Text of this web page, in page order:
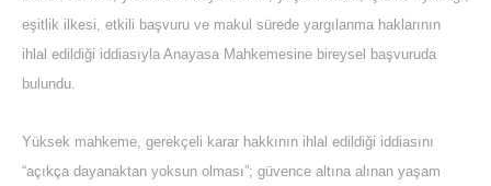
eşitlik ilkesi, etkili başvuru ve makul sürede yargılanma haklarının
ihlal edildiği iddiasıyla Anayasa Mahkemesine bireysel başvuruda
bulundu.
Yüksek mahkeme, gerekçeli karar hakkının ihlal edildiği iddiasını
“açıkça dayanaktan yoksun olması”; güvence altına alınan yaşam